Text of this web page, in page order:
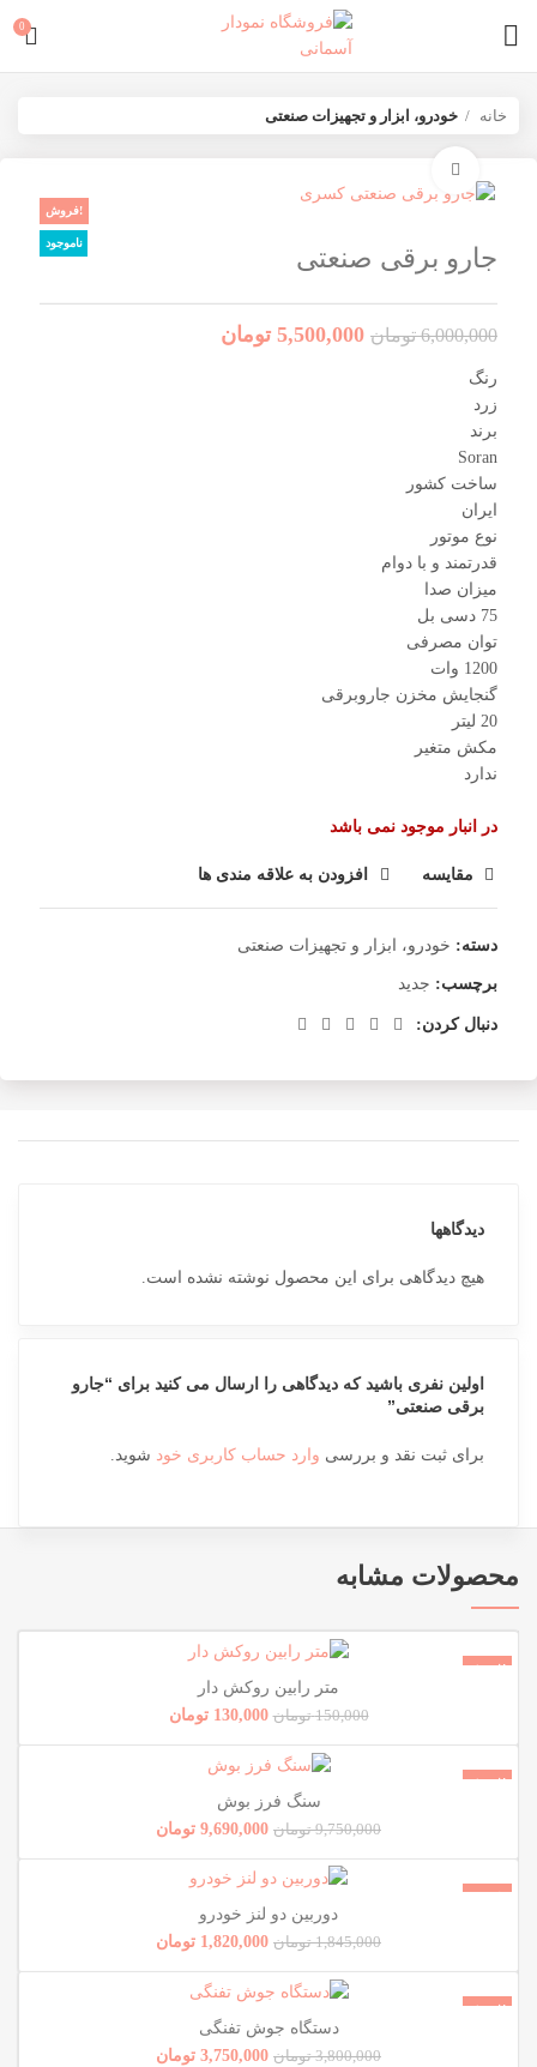
0
خانه خودرو، ابزار و تجهیزات صنعتی
فروش!
ناموجود
جارو برقی صنعتی
6,000,000 تومان 5,500,000 تومان
رنگ
زرد
برند
Soran
ساخت کشور
ایران
نوع موتور
قدرتمند و با دوام
میزان صدا
75 دسی بل
توان مصرفی
1200 وات
گنجایش مخزن جاروبرقی
20 لیتر
مکش متغیر
ندارد
در انبار موجود نمی باشد
مقایسه افزودن به علاقه مندی ها
دسته: خودرو، ابزار و تجهیزات صنعتی
برچسب: جدید
دنبال کردن:
دیدگاهها
هیچ دیدگاهی برای این محصول نوشته نشده است.
اولین نفری باشید که دیدگاهی را ارسال می کنید برای “جارو
برقی صنعتی”
برای ثبت نقد و بررسی وارد حساب کاربری خود شوید.
محصولات مشابه
فروش!
متر رابین روکش دار
150,000 تومان 130,000 تومان
فروش!
سنگ فرز بوش
9,750,000 تومان 9,690,000 تومان
فروش!
دوربین دو لنز خودرو
1,845,000 تومان 1,820,000 تومان
فروش!
دستگاه جوش تفنگی
3,800,000 تومان 3,750,000 تومان